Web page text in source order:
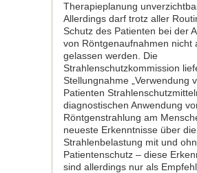
Therapieplanung
Allerdings darf trotz aller
Schutz des Patienten bei der
von Röntgenaufnahmen nicht
gelassen werden. Die
Strahlenschutzkommission
Stellungnahme „Verwendung
Patienten
diagnostischen Anwendung
Röntgenstrahlung am
neueste Erkenntnisse über die
Strahlenbelastung mit und
Patientenschutz – diese
sind allerdings nur als